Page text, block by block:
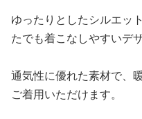
ゆったりとしたシルエッ
たでも着こなしやすいデ
通気性に優れた素材で、
ご着用いただけます。